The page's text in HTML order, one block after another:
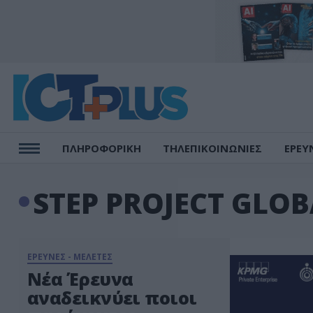
ΠΛΗΡΟΦΟΡΙΚΗ ΤΗΛΕΠΙΚΟΙΝΩΝΙΕΣ
STEP PROJECT
ΕΡΕΥΝΕΣ - ΜΕΛΕΤΕΣ
Νέα Έρευνα
αναδεικνύει ποιοι